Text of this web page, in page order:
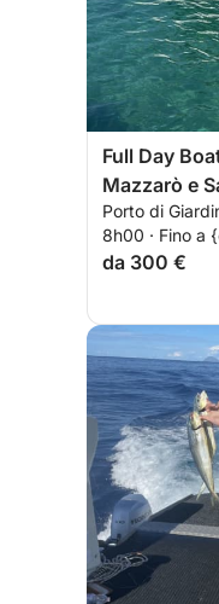
Full Day
Mazzarò e
Porto di
8h00 · Fino a
da 300 €